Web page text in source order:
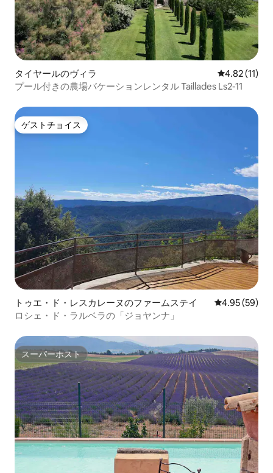
タイヤールのヴィラ レビュー11
4.82 (11)
プール付きの農場バケーションレンタル Taillades Ls2-11
ゲストチョイス
ゲストチョイス
トゥエ・ド・レスカレーヌのファームステイ レビュー59
4.95 (59)
ロシェ・ド・ラルベラの「ジョヤンナ」
スーパーホスト
スーパーホスト